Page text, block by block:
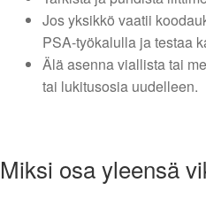
Jos yksikkö vaatii
PSA-työkalulla ja testaa
Älä asenna viallista tai
tai lukitusosia uudelleen.
Miksi osa yleensä